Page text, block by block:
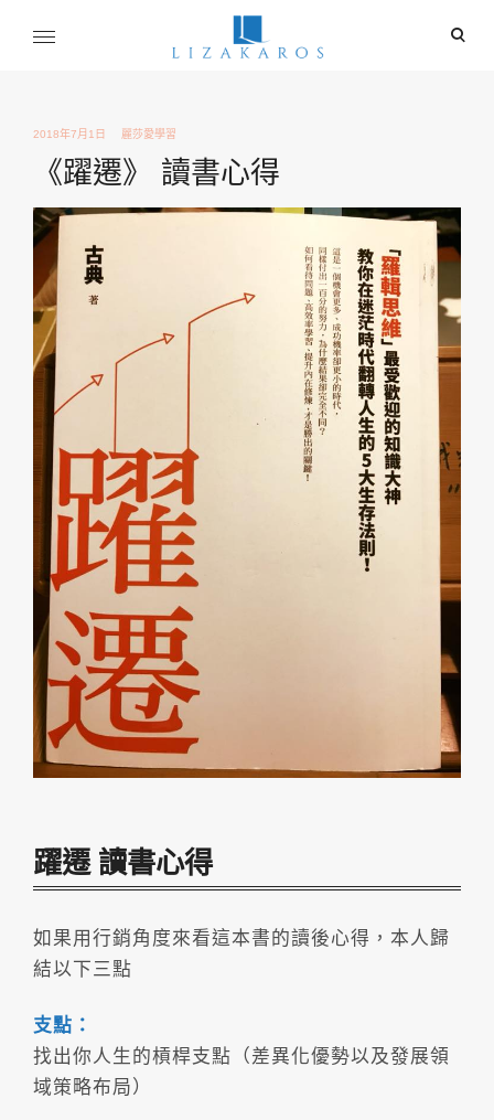
open
2018年7月1日 麗莎愛學習
《躍遷》 讀書心得
躍遷 讀書心得
如果用行銷角度來看這本書的讀後心得，本人歸
結以下三點
支點：
找出你人生的槓桿支點（差異化優勢以及發展領
域策略布局）